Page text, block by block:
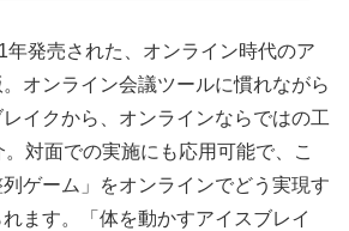
年発売された、オンライン時代のア
オンライン会議ツールに慣れながら
イクから、オンラインならではの工
対面での実施にも応用可能で、こ
ゲーム」をオンラインでどう実現す
ます。「体を動かすアイスブレイ